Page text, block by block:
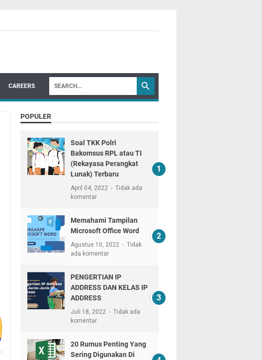
CAREERS
POPULER
Soal TKK Polri
Bakomsus RPL atau TI
(Rekayasa Perangkat
Lunak) Terbaru
April 04, 2022
Tidak ada
komentar
Memahami Tampilan
Microsoft Office Word
Agustus 10, 2022
Tidak
ada komentar
PENGERTIAN IP
ADDRESS DAN KELAS IP
ADDRESS
Juli 18, 2022
Tidak ada
komentar
20 Rumus Penting Yang
Sering Digunakan Di